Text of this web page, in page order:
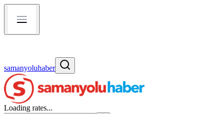
samanyoluhaber
Loading rates...